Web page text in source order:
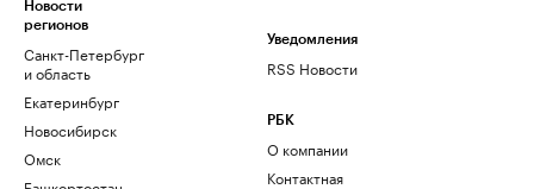
Новости
регионов
Санкт-Петербург
и область
Екатеринбург
Новосибирск
Омск
Уведомления
RSS Новости
РБК
О компании
Контактная